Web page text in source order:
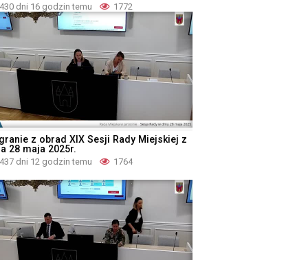
430 dni 16 godzin temu 1772
z obrad XIX Sesji Rady Miejskiej z
28 maja 2025r.
437 dni 12 godzin temu 1764